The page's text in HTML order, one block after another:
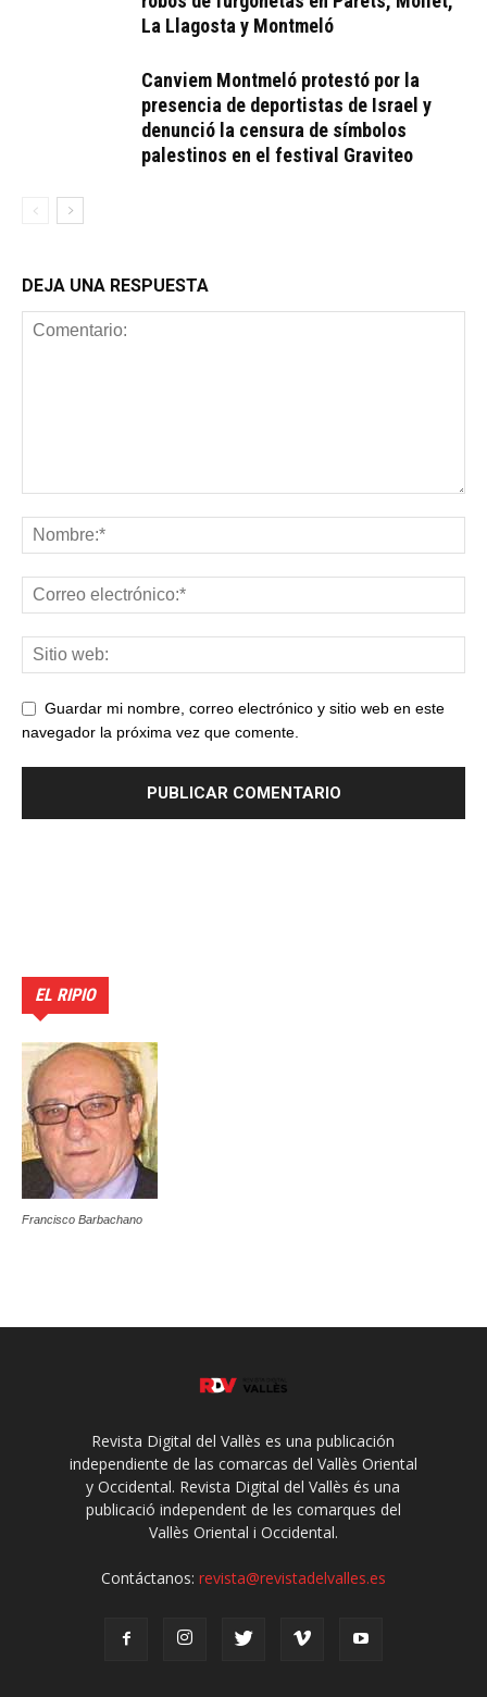
La Llagosta y Montmeló
Canviem Montmeló protestó por la
presencia de deportistas de Israel y
denunció la censura de símbolos
palestinos en el festival Graviteo
DEJA UNA RESPUESTA
Guardar mi nombre, correo electrónico y sitio web en este
navegador la próxima vez que comente.
EL RIPIO
Francisco Barbachano
Revista Digital del Vallès es una publicación
independiente de las comarcas del Vallès Oriental
y Occidental. Revista Digital del Vallès és una
publicació independent de les comarques del
Vallès Oriental i Occidental.
Contáctanos: revista@revistadelvalles.es